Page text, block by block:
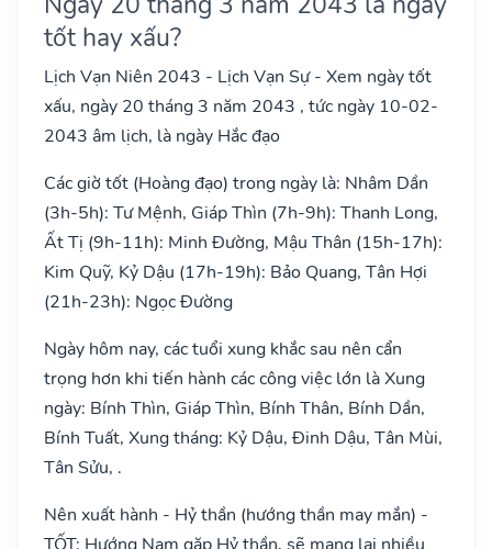
tốt hay xấu?
Lịch Vạn Niên 2043 - Lịch Vạn Sự - Xem ngày tốt
xấu, ngày 20 tháng 3 năm 2043 , tức ngày 10-02-
2043 âm lịch, là ngày Hắc đạo
Các giờ tốt (Hoàng đạo) trong ngày là: Nhâm Dần
(3h-5h): Tư Mệnh, Giáp Thìn (7h-9h): Thanh Long,
Ất Tị (9h-11h): Minh Đường, Mậu Thân (15h-17h):
Kim Quỹ, Kỷ Dậu (17h-19h): Bảo Quang, Tân Hợi
(21h-23h): Ngọc Đường
Ngày hôm nay, các tuổi xung khắc sau nên cẩn
trọng hơn khi tiến hành các công việc lớn là Xung
ngày: Bính Thìn, Giáp Thìn, Bính Thân, Bính Dần,
Bính Tuất, Xung tháng: Kỷ Dậu, Đinh Dậu, Tân Mùi,
Tân Sửu, .
Nên xuất hành - Hỷ thần (hướng thần may mắn) -